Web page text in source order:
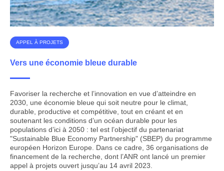
APPEL À PROJETS
Vers une économie bleue durable
Favoriser la recherche et l’innovation en vue d’atteindre en
2030, une économie bleue qui soit neutre pour le climat,
durable, productive et compétitive, tout en créant et en
soutenant les conditions d’un océan durable pour les
populations d’ici à 2050 : tel est l’objectif du partenariat
"Sustainable Blue Economy Partnership" (SBEP) du programme
européen Horizon Europe. Dans ce cadre, 36 organisations de
financement de la recherche, dont l’ANR ont lancé un premier
appel à projets ouvert jusqu’au 14 avril 2023.